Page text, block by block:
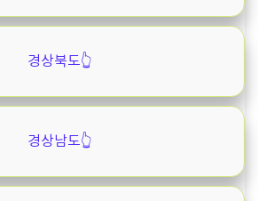
경상북도👆️
경상남도👆️